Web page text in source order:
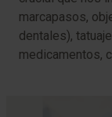
marcapasos,
dentales),
medicamentos,